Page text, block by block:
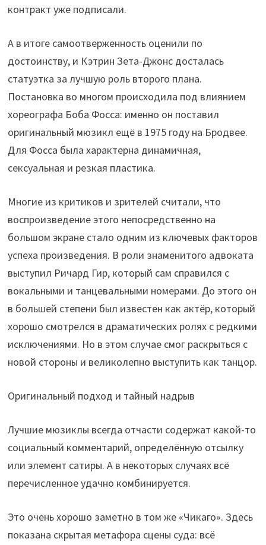
контракт уже подписали.
А в итоге самоотверженность оценили по
достоинству, и Кэтрин Зета-Джонс досталась
статуэтка за лучшую роль второго плана.
Постановка во многом происходила под влиянием
хореографа Боба Фосса: именно он поставил
оригинальный мюзикл ещё в 1975 году на Бродвее.
Для Фосса была характерна динамичная,
сексуальная и резкая пластика.
Многие из критиков и зрителей считали, что
воспроизведение этого непосредственно на
большом экране стало одним из ключевых факторов
успеха произведения. В роли знаменитого адвоката
выступил Ричард Гир, который сам справился с
вокальными и танцевальными номерами. До этого он
в большей степени был известен как актёр, который
хорошо смотрелся в драматических ролях с редкими
исключениями. Но в этом случае смог раскрыться с
новой стороны и великолепно выступить как танцор.
Оригинальный подход и тайный надрыв
Лучшие мюзиклы всегда отчасти содержат какой-то
социальный комментарий, определённую отсылку
или элемент сатиры. А в некоторых случаях всё
перечисленное удачно комбинируется.
Это очень хорошо заметно в том же «Чикаго». Здесь
показана скрытая метафора сцены суда: всё